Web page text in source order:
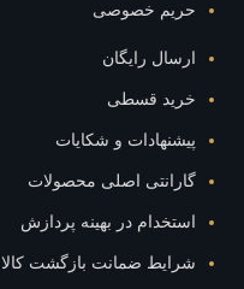
حریم خصوصی
ارسال رایگان
خرید قسطی
پیشنهادات و شکایات
گارانتی اصلی محصولات
استخدام در بهینه پردازش
شرایط ضمانت بازگشت کالا